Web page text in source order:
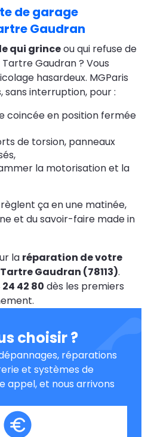
de garage
Gaudran
qui grinceou qui refuse de
Tartre Gaudran ? Vous
hasardeux. MGParis
sans interruption, pour :
coincée en position fermée
de torsion, panneaux
la motorisation et la
ça en une matinée,
et du savoir-faire made in
la réparation de votre
Gaudran (78113).
24 42 80 dès les premiers
choisir ?
réparations
et systèmes de
appel, et nous arrivons